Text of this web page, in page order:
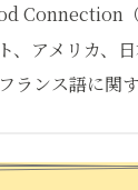
Connection（
、アメリカ、
ランス語に関